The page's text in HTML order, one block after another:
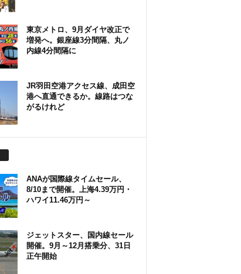
東京メトロ、9月ダイヤ改正で
増発へ。銀座線3分間隔、丸ノ
内線4分間隔に
JR羽田空港アクセス線、成田空
港へ直通できるか。線路はつな
がるけれど
ANAが国際線タイムセール、
8/10まで開催。上海4.39万円・
ハワイ11.46万円～
ジェットスター、国内線セール
開催。9月～12月搭乗分、31日
正午開始